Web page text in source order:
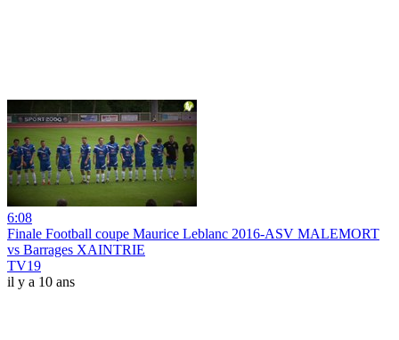
6:08
Finale Football coupe Maurice Leblanc 2016-ASV MALEMORT
vs Barrages XAINTRIE
TV19
il y a 10 ans